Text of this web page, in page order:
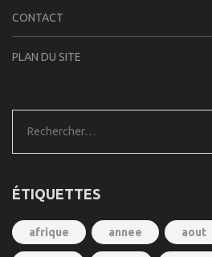
CONTACT
PLAN DU SITE
Rechercher :
ÉTIQUETTES
afrique annee aout